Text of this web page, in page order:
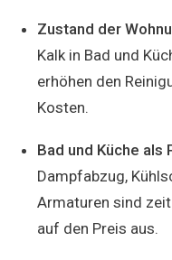
Zustand der
Kalk in Bad und
erhöhen den
Kosten.
Bad und Küche als
Dampfabzug,
Armaturen sind
auf den Preis aus.